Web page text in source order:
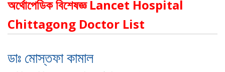
অর্থোপেডিক বিশেষজ্ঞ Lancet Hospital
Chittagong Doctor List
ডাঃ মোস্তফা কামাল